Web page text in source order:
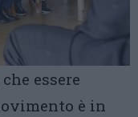
essere
è in